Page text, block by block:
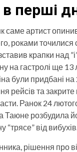
перші
саме артист
роками точилися
крапки над
на гастролі ще
були придбані
рейсів та закрите
Ранок 24
розбудила
“трясе” від
рішення про